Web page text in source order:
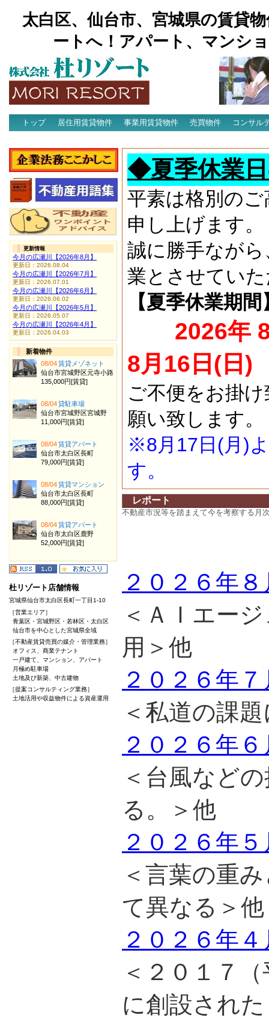
太白区、仙台市、宮城県の賃貸
ートへ！アパート、マンシ
トップ 居住用賃貸物件 事業用賃貸物件 売買物件
コンサル
◆夏季休業
平素は格別の
申し上げます。
誠に勝手なが
業とさせてい
【夏季休業期間
2026年
8月16日(日)
ご不便をお掛
願い致します。
※8月17日(月)
す。
レポート
不動産市況等を踏まえて今を考察する月
２０２６年
＜ＡＩエー
用＞他
２０２６年
＜私道の課
２０２６年
＜台風など
る。＞他
２０２６年
＜言葉の重
て異なる＞他
２０２６年
＜２０１７
に創設され
更新情報
今月の広瀬川【2026年8月】
更新日：2026.08.04
今月の広瀬川【2026年7月】
更新日：2026.07.01
今月の広瀬川【2026年6月】
更新日：2026.06.02
今月の広瀬川【2026年5月】
更新日：2026.05.07
今月の広瀬川【2026年4月】
更新日：2026.04.03
新着物件
08/04賃貸メゾネット
仙台市宮城野区元寺小路
135,000円[賃貸]
08/04貸駐車場
仙台市宮城野区宮城野
11,000円[賃貸]
08/04賃貸アパート
仙台市太白区長町
79,000円[賃貸]
08/04賃貸マンション
仙台市太白区長町
88,000円[賃貸]
08/04賃貸アパート
仙台市太白区鹿野
52,000円[賃貸]
杜リゾート店舗情報
宮城県仙台市太白区長町一丁目1-10
［営業エリア］
青葉区・宮城野区・若林区・太白区
仙台市を中心とした宮城県全域
［不動産賃貸売買の媒介・管理業務］
オフィス、商業テナント
一戸建て、マンション、アパート
月極め駐車場
土地及び新築、中古建物
［提案コンサルティング業務］
土地活用や収益物件による資産運用